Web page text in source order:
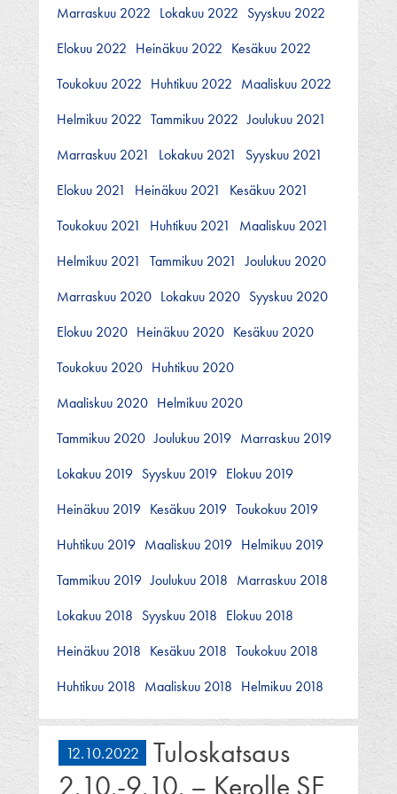
Marraskuu 2022 Lokakuu 2022 Syyskuu 2022
Elokuu 2022 Heinäkuu 2022 Kesäkuu 2022
Toukokuu 2022 Huhtikuu 2022 Maaliskuu 2022
Helmikuu 2022 Tammikuu 2022 Joulukuu 2021
Marraskuu 2021
Lokakuu 2021
Syyskuu 2021
Elokuu 2021
Heinäkuu 2021
Kesäkuu 2021
Toukokuu 2021
Huhtikuu 2021
Maaliskuu 2021
Helmikuu 2021
Tammikuu 2021
Joulukuu 2020
Marraskuu 2020 Lokakuu 2020 Syyskuu 2020
Elokuu 2020 Heinäkuu 2020 Kesäkuu 2020
Toukokuu 2020 Huhtikuu 2020
Maaliskuu 2020 Helmikuu 2020
Tammikuu 2020 Joulukuu 2019 Marraskuu 2019
Lokakuu 2019 Syyskuu 2019 Elokuu 2019
Heinäkuu 2019 Kesäkuu 2019 Toukokuu 2019
Huhtikuu 2019 Maaliskuu 2019 Helmikuu 2019
Tammikuu 2019 Joulukuu 2018 Marraskuu 2018
Lokakuu 2018 Syyskuu 2018 Elokuu 2018
Heinäkuu 2018 Kesäkuu 2018 Toukokuu 2018
Huhtikuu 2018 Maaliskuu 2018 Helmikuu 2018
12.10.2022
Tuloskatsaus
2.10.-9.10. – Kerolle SE